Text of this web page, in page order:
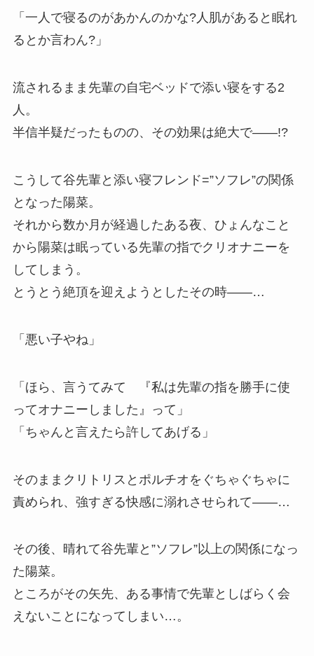
「一人で寝るのがあかんのかな?人肌があると眠れ
るとか言わん?」
流されるまま先輩の自宅ベッドで添い寝をする2
人。
半信半疑だったものの、その効果は絶大で――!?
こうして谷先輩と添い寝フレンド=”ソフレ”の関係
となった陽菜。
それから数か月が経過したある夜、ひょんなこと
から陽菜は眠っている先輩の指でクリオナニーを
してしまう。
とうとう絶頂を迎えようとしたその時――…
「悪い子やね」
「ほら、言うてみて 『私は先輩の指を勝手に使
ってオナニーしました』って」
「ちゃんと言えたら許してあげる」
そのままクリトリスとポルチオをぐちゃぐちゃに
責められ、強すぎる快感に溺れさせられて――…
その後、晴れて谷先輩と”ソフレ”以上の関係になっ
た陽菜。
ところがその矢先、ある事情で先輩としばらく会
えないことになってしまい…。